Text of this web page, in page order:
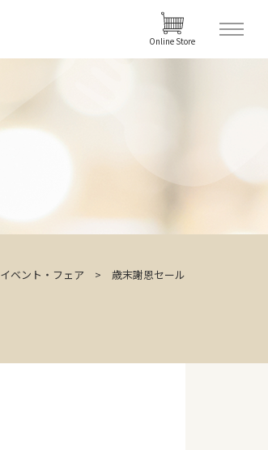
Online Store
イベント・フェア 歳末謝恩セール